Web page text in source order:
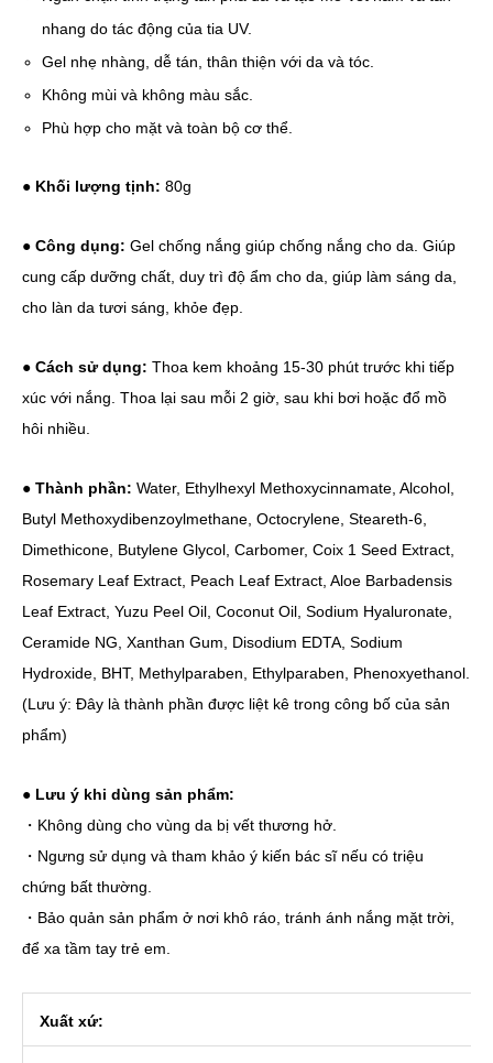
nhang do tác động của tia UV.
Gel nhẹ nhàng, dễ tán, thân thiện với da và tóc.
Không mùi và không màu sắc.
Phù hợp cho mặt và toàn bộ cơ thể.
● Khối lượng tịnh: 80g
● Công dụng: Gel chống nắng giúp chống nắng cho da. Giúp
cung cấp dưỡng chất, duy trì độ ẩm cho da, giúp làm sáng da,
cho làn da tươi sáng, khỏe đẹp.
● Cách sử dụng: Thoa kem khoảng 15-30 phút trước khi tiếp
xúc với nắng. Thoa lại sau mỗi 2 giờ, sau khi bơi hoặc đổ mồ
hôi nhiều.
● Thành phần: Water, Ethylhexyl Methoxycinnamate, Alcohol,
Butyl Methoxydibenzoylmethane, Octocrylene, Steareth-6,
Dimethicone, Butylene Glycol, Carbomer, Coix 1 Seed Extract,
Rosemary Leaf Extract, Peach Leaf Extract, Aloe Barbadensis
Leaf Extract, Yuzu Peel Oil, Coconut Oil, Sodium Hyaluronate,
Ceramide NG, Xanthan Gum, Disodium EDTA, Sodium
Hydroxide, BHT, Methylparaben, Ethylparaben, Phenoxyethanol.
(Lưu ý: Đây là thành phần được liệt kê trong công bố của sản
phẩm)
● Lưu ý khi dùng sản phẩm:
・Không dùng cho vùng da bị vết thương hở.
・Ngưng sử dụng và tham khảo ý kiến bác sĩ nếu có triệu
chứng bất thường.
・Bảo quản sản phẩm ở nơi khô ráo, tránh ánh nắng mặt trời,
để xa tầm tay trẻ em.
Xuất xứ: